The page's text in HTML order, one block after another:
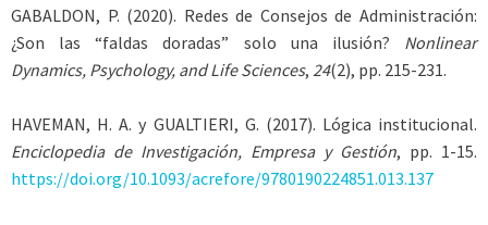
GABALDON, P. (2020). Redes de Consejos de Administración:
¿Son las “faldas doradas” solo una ilusión? Nonlinear
Dynamics, Psychology, and Life Sciences, 24(2), pp. 215-231.
HAVEMAN, H. A. y GUALTIERI, G. (2017). Lógica institucional.
Enciclopedia de Investigación, Empresa y Gestión, pp. 1-15.
https://doi.org/10.1093/acrefore/9780190224851.013.137